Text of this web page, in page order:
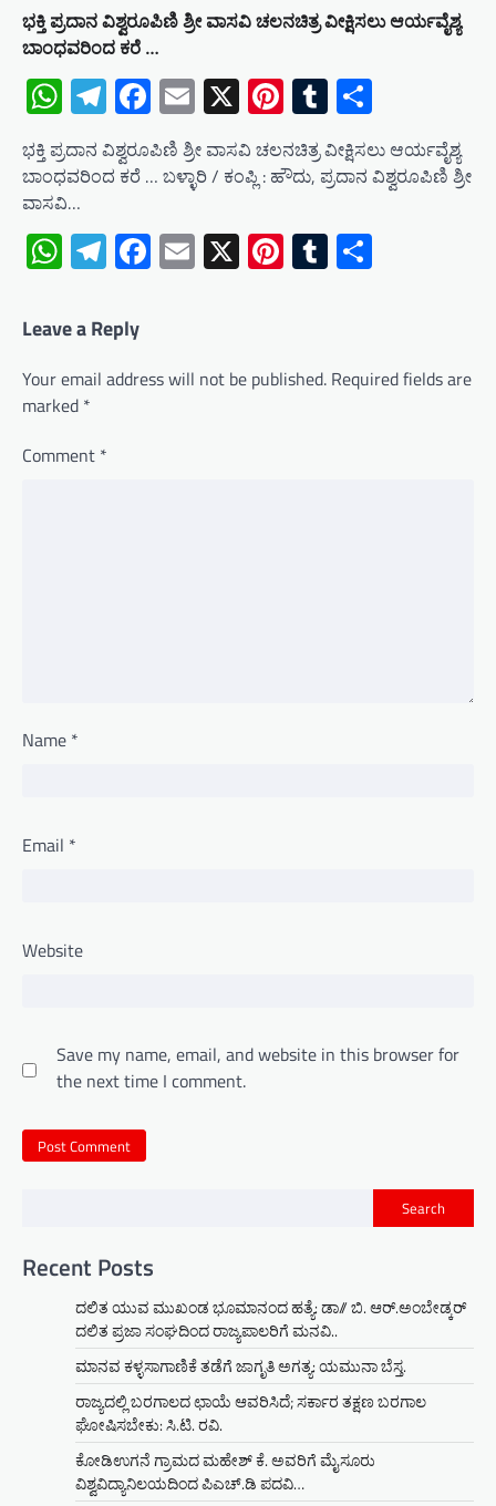
ಭಕ್ತಿ ಪ್ರದಾನ ವಿಶ್ವರೂಪಿಣಿ ಶ್ರೀ ವಾಸವಿ ಚಲನಚಿತ್ರ ವೀಕ್ಷಿಸಲು ಆರ್ಯವೈಶ್ಯ
ಬಾಂಧವರಿಂದ ಕರೆ …
WhatsApp
Telegram
Facebook
Email
X Pinterest
Tumblr
ಭಕ್ತಿ ಪ್ರದಾನ ವಿಶ್ವರೂಪಿಣಿ ಶ್ರೀ ವಾಸವಿ ಚಲನಚಿತ್ರ ವೀಕ್ಷಿಸಲು ಆರ್ಯವೈಶ್ಯ
ಬಾಂಧವರಿಂದ ಕರೆ … ಬಳ್ಳಾರಿ / ಕಂಪ್ಲಿ : ಹೌದು, ಪ್ರದಾನ ವಿಶ್ವರೂಪಿಣಿ ಶ್ರೀ
ವಾಸವಿ…
WhatsApp
Telegram
Facebook
Email
X Pinterest
Tumblr
Leave a Reply
Your email address will not be published. Required fields are
marked *
Comment *
Name *
Email *
Website
Save my name, email, and website in this browser for
the next time I comment.
Search
Recent Posts
ದಲಿತ ಯುವ ಮುಖಂಡ ಭೂಮಾನಂದ ಹತ್ಯೆ: ಡಾ// ಬಿ. ಆರ್.ಅಂಬೇಡ್ಕರ್
ದಲಿತ ಪ್ರಜಾ ಸಂಘದಿಂದ ರಾಜ್ಯಪಾಲರಿಗೆ ಮನವಿ..
ಮಾನವ ಕಳ್ಳಸಾಗಾಣಿಕೆ ತಡೆಗೆ ಜಾಗೃತಿ ಅಗತ್ಯ: ಯಮುನಾ ಬೆಸ್ತ.
ರಾಜ್ಯದಲ್ಲಿ ಬರಗಾಲದ ಛಾಯೆ ಆವರಿಸಿದೆ; ಸರ್ಕಾರ ತಕ್ಷಣ ಬರಗಾಲ
ಘೋಷಿಸಬೇಕು: ಸಿ.ಟಿ. ರವಿ.
ಕೋಡಿಉಗನೆ ಗ್ರಾಮದ ಮಹೇಶ್ ಕೆ. ಅವರಿಗೆ ಮೈಸೂರು
ವಿಶ್ವವಿದ್ಯಾನಿಲಯದಿಂದ ಪಿಎಚ್.ಡಿ ಪದವಿ…